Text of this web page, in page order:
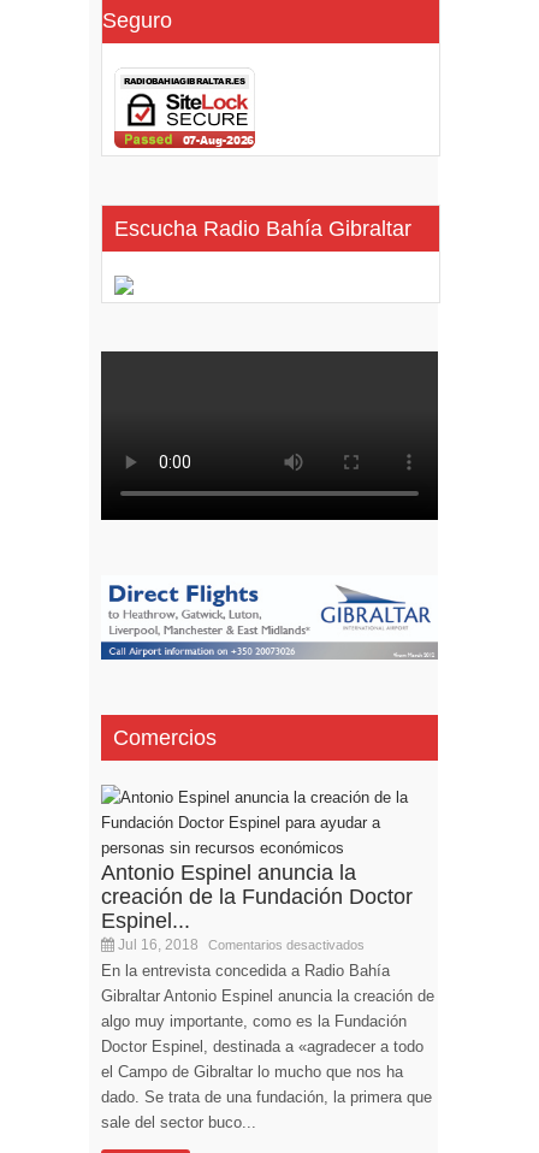
Seguro
Escucha Radio Bahía Gibraltar
Comercios
Antonio Espinel anuncia la
creación de la Fundación Doctor
Espinel...
Jul 16, 2018 Comentarios desactivados
En la entrevista concedida a Radio Bahía
Gibraltar Antonio Espinel anuncia la creación de
algo muy importante, como es la Fundación
Doctor Espinel, destinada a «agradecer a todo
el Campo de Gibraltar lo mucho que nos ha
dado. Se trata de una fundación, la primera que
sale del sector buco...